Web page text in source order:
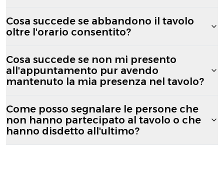
Cosa succede se abbandono il tavolo
oltre l'orario consentito?
Cosa succede se non mi presento
all'appuntamento pur avendo
mantenuto la mia presenza nel tavolo?
Come posso segnalare le persone che
non hanno partecipato al tavolo o che
hanno disdetto all'ultimo?